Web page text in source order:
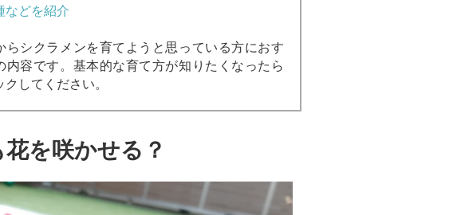
などを紹介
らシクラメンを育てようと思っている方におす
内容です。基本的な育て方が知りたくなったら
クしてください。
を咲かせる？